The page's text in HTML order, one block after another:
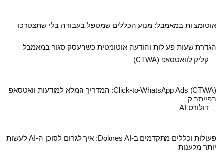
אוטומציות במאמבל: מנוע הכללים שמטפל בעבודה בלי שתצטרכו
הגדרת שעות פעילות והודעה אוטומטית כשהעסק סגור במאמבל
קליק לוואטסאפ (CTWA)
Click-to-WhatsApp Ads (CTWA): המדריך המלא למודעות וואטסאפ
בפייסבוק
דולורס AI
פעולות וכללים מתקדמים ב‑Dolores AI: איך לגרום לסוכן ה‑AI לעשות
יותר מלענות